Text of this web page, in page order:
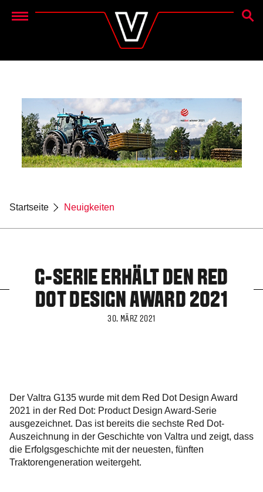
Menu
Startseite Neuigkeiten
G-SERIE ERHÄLT DEN RED
DOT DESIGN AWARD 2021
30. MÄRZ 2021
Der Valtra G135 wurde mit dem Red Dot Design Award
2021 in der Red Dot: Product Design Award-Serie
ausgezeichnet. Das ist bereits die sechste Red Dot-
Auszeichnung in der Geschichte von Valtra und zeigt, dass
die Erfolgsgeschichte mit der neuesten, fünften
Traktorengeneration weitergeht.